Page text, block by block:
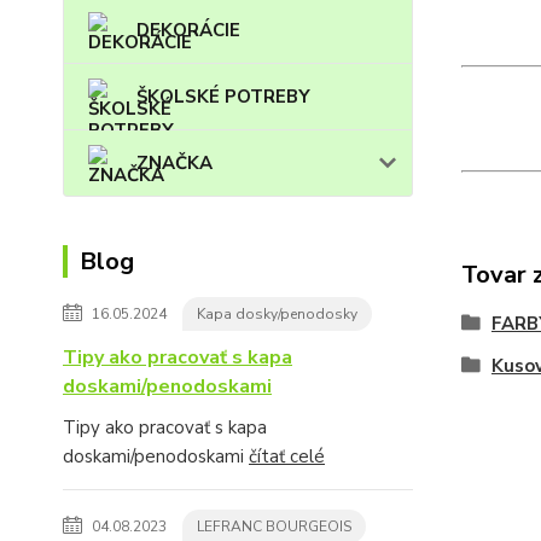
DEKORÁCIE
ŠKOLSKÉ POTREBY
ZNAČKA
Blog
16.05.2024 Kapa dosky/penodosky
Tipy ako pracovať s kapa
doskami/penodoskami
Tipy ako pracovať s kapa
doskami/penodoskami čítať celé
04.08.2023 LEFRANC BOURGEOIS
Tovar